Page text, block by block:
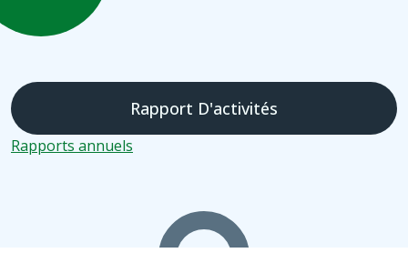
Rapport D'activités
Rapports annuels